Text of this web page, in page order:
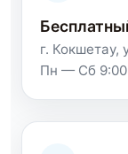
г. Кокшетау,
Пн — Сб